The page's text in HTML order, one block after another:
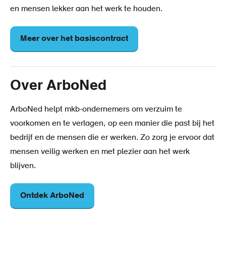
en mensen lekker aan het werk te houden.
Meer over het basiscontract
Over ArboNed
ArboNed helpt mkb-ondernemers om verzuim te
voorkomen en te verlagen, op een manier die past bij het
bedrijf en de mensen die er werken. Zo zorg je ervoor dat
mensen veilig werken en met plezier aan het werk
blijven.
Ontdek ArboNed